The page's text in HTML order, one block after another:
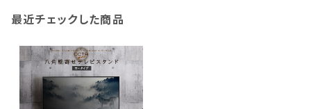
最近チェックした商品